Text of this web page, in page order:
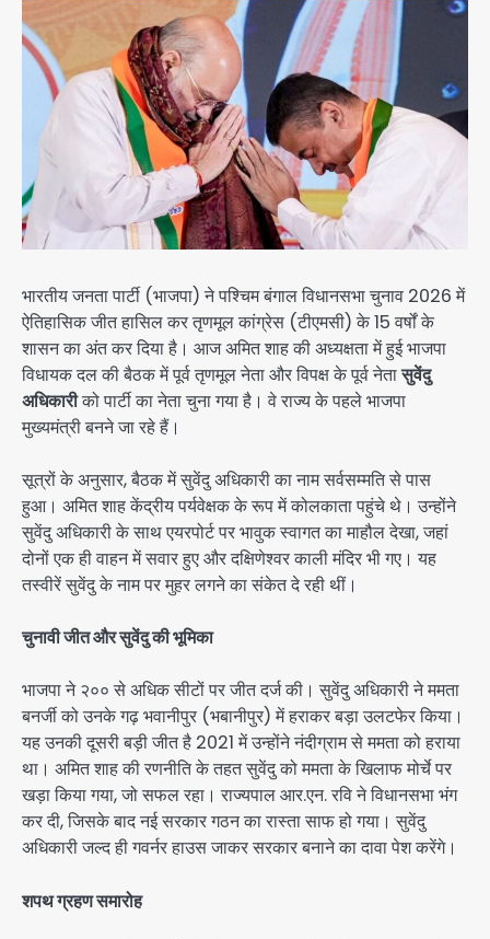
भारतीय जनता पार्टी (भाजपा) ने पश्चिम बंगाल विधानसभा चुनाव 2026 में
ऐतिहासिक जीत हासिल कर तृणमूल कांग्रेस (टीएमसी) के 15 वर्षों के
शासन का अंत कर दिया है। आज अमित शाह की अध्यक्षता में हुई भाजपा
विधायक दल की बैठक में पूर्व तृणमूल नेता और विपक्ष के पूर्व नेतासुवेंदु
अधिकारीको पार्टी का नेता चुना गया है। वे राज्य के पहले भाजपा
मुख्यमंत्री बनने जा रहे हैं।
सूत्रों के अनुसार, बैठक में सुवेंदु अधिकारी का नाम सर्वसम्मति से पास
हुआ। अमित शाह केंद्रीय पर्यवेक्षक के रूप में कोलकाता पहुंचे थे। उन्होंने
सुवेंदु अधिकारी के साथ एयरपोर्ट पर भावुक स्वागत का माहौल देखा, जहां
दोनों एक ही वाहन में सवार हुए और दक्षिणेश्वर काली मंदिर भी गए। यह
तस्वीरें सुवेंदु के नाम पर मुहर लगने का संकेत दे रही थीं।
चुनावी जीत और सुवेंदु की भूमिका
भाजपा ने २०० से अधिक सीटों पर जीत दर्ज की। सुवेंदु अधिकारी ने ममता
बनर्जी को उनके गढ़ भवानीपुर (भबानीपुर) में हराकर बड़ा उलटफेर किया।
यह उनकी दूसरी बड़ी जीत है 2021 में उन्होंने नंदीग्राम से ममता को हराया
था। अमित शाह की रणनीति के तहत सुवेंदु को ममता के खिलाफ मोर्चे पर
खड़ा किया गया, जो सफल रहा। राज्यपाल आर.एन. रवि ने विधानसभा भंग
कर दी, जिसके बाद नई सरकार गठन का रास्ता साफ हो गया। सुवेंदु
अधिकारी जल्द ही गवर्नर हाउस जाकर सरकार बनाने का दावा पेश करेंगे।
शपथ ग्रहण समारोह